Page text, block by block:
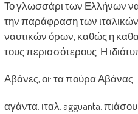
Το γλωσσάρι των Ελλήνων
την παράφραση των
ναυτικών όρων, καθώς η
τους περισσότερους. Η
Αβάνες, οι: τα πούρα Αβάνας
αγάντα: ιταλ. agguanta: